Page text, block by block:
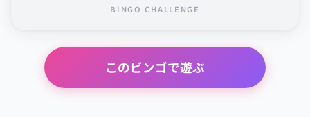
BINGO CHALLENGE
このビンゴで遊ぶ